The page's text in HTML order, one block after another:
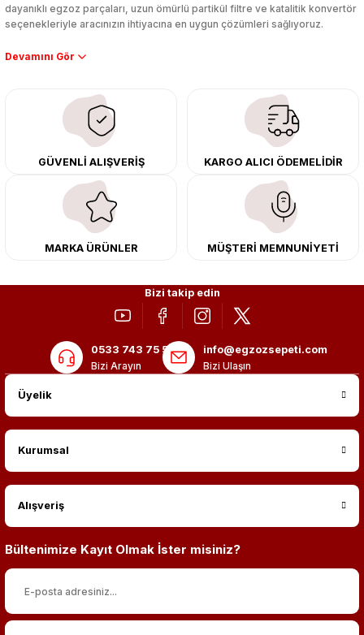
dayanıklı egzoz parçaları, uzun ömürlü partikül filtre ve katalitik konvertör
seçenekleriyle aracınızın ihtiyacına en uygun çözümleri sağlıyoruz.
Performans artışı isteyen sürücüler için özel performans egzozları ve
çıkma orijinal ürünler ile yenileyebilir, body kit uygulamalarıyla aracınızın
tasarımını ve aerodinamisini üst seviyeye taşıyabilirsiniz.
Tüm ürünlerimiz orijinal, dayanıklı ve uzun ömürlüdür. İstanbul’daki montaj
merkezimizde profesyonel montaj yapıyor, Türkiye’nin her yerine güvenli
kargo ile teslimat gerçekleştiriyoruz. Aracınıza değer katmak için doğru
adres: Egzoz Sepeti.
GÜVENLİ ALIŞVERİŞ KARGO ALICI ÖDEMELİDİR
MARKA ÜRÜNLER MÜŞTERİ MEMNUNİYETİ
Bizi takip edin
0533 743 75 56
Bizi Arayın
info@egzozsepeti.com
Bizi Ulaşın
Üyelik
Kurumsal
Alışveriş
Bültenimize Kayıt Olmak İster misiniz?